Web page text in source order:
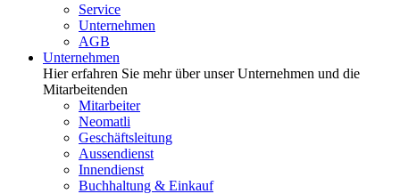
Service
Unternehmen
AGB
Unternehmen
Hier erfahren Sie mehr über unser Unternehmen und die
Mitarbeitenden
Mitarbeiter
Neomatli
Geschäftsleitung
Aussendienst
Innendienst
Buchhaltung & Einkauf